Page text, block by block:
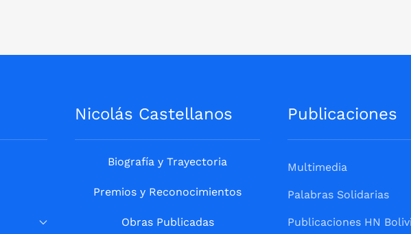
Nicolás Castellanos
Biografía y Trayectoria
Premios y Reconocimientos
Obras Publicadas
Publicaciones
Multimedia
Palabras Solidarias
Publicaciones HN